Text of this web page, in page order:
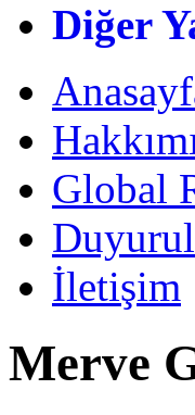
Diğer
Global
İletişim
Merve